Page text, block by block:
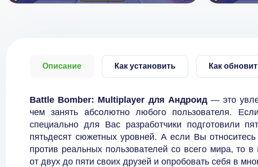
Описание Как установить Как
Battle Bomber: Multiplayer для Андроид— это
чем занять абсолютно любого пользователя.
специально для Вас разработчики подготовили
пятьдесят сюжетных уровней. А если Вы
против реальных пользователей со всего мира, то
от двух до пяти своих друзей и опробовать себя в